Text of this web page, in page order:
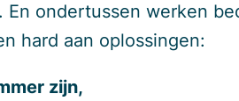
En ondertussen werken
hard aan oplossingen:
zijn,